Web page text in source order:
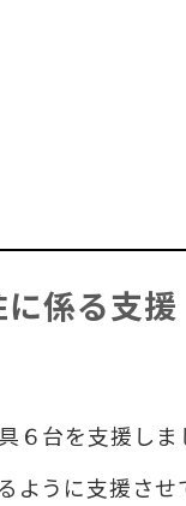
係る支援
６台を支援しま
ように支援させ